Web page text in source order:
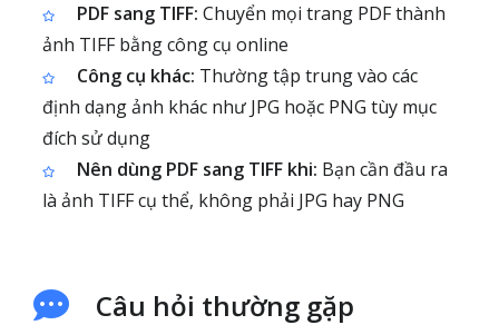
PDF sang TIFF: Chuyển mọi trang PDF thành
ảnh TIFF bằng công cụ online
Công cụ khác: Thường tập trung vào các
định dạng ảnh khác như JPG hoặc PNG tùy mục
đích sử dụng
Nên dùng PDF sang TIFF khi: Bạn cần đầu ra
là ảnh TIFF cụ thể, không phải JPG hay PNG
Câu hỏi thường gặp